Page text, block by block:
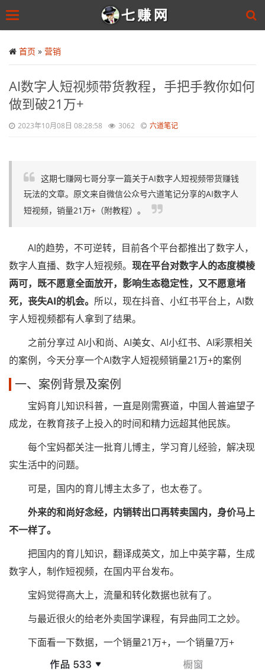
to
main
Toggle
首页 » 营销
AI数字人短视频带货教程，手把手教你如何
做到破21万+
2023年10月08日 08:28:58 3062 六道笔记
这期七赚网七哥分享一篇关于AI数字人短视频带货赚钱
玩法的文章。原文来自微信公众号六道笔记分享的AI数字人
短视频，销量21万+（附教程）。
AI的趋势，不可逆转，目前各个平台都推出了数字人，
数字人直播、数字人短视频。 现在平台对数字人的态度模棱
两可，既不愿意全面放开，影响生态稳定性，又不愿意堵
死，丧失AI的机会。 所以，现在抖音、小红书平台上，AI数
字人短视频都有人拿到了结果。
之前分享过 AI小和尚、AI美女、AI小红书、AI彩票相关
的案例，今天分享一个AI数字人短视频销量21万+的案例
一、案例背景及案例
宝妈育儿知识科普，一直是刚需赛道，中国人普遍望子
成龙，在教育孩子上投入的时间和精力远超其他民族。
每个宝妈都关注一批育儿博主，学习育儿经验，解决现
实生活中的问题。
可是，国内的育儿博主太多了，也太卷了。
外来的和尚好念经，内销转出口再转卖国内，身价马上
不一样了。
把国内的育儿知识，翻译成英文，加上中英字幕，生成
数字人，制作短视频，在国内平台发布。
宝妈觉得高大上，流量和转化数据也就有了。
与最近很火的给老外卖国学课程，有异曲同工之妙。
下面看一下数据，一个销量21万+，一个销量7万+